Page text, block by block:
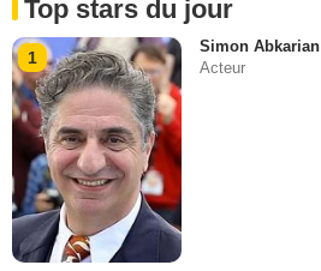
Top stars du jour
1
Simon Abkarian
Acteur